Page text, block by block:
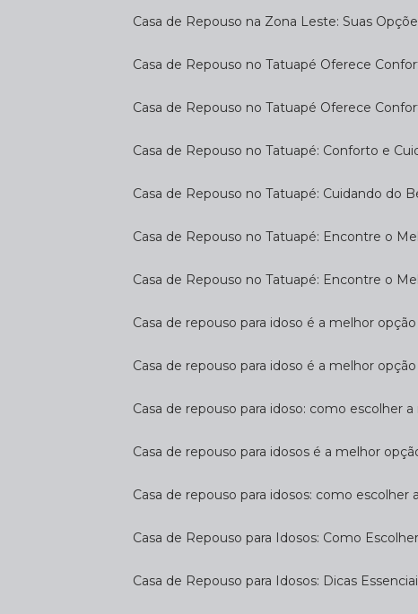
Casa de Repouso na Zona Leste: Suas
Casa de Repouso no Tatuapé Oferece
Casa de Repouso no Tatuapé Oferece
Casa de Repouso no Tatuapé: Conforto e
Casa de Repouso no Tatuapé: Cuidando
Casa de Repouso no Tatuapé: Encontre o
Casa de Repouso no Tatuapé: Encontre o
Casa de repouso para idoso é a melhor
Casa de repouso para idoso é a melhor
Casa de repouso para idoso: como escolher
Casa de repouso para idosos é a melhor
Casa de repouso para idosos: como
Casa de Repouso para Idosos: Como
Casa de Repouso para Idosos: Dicas